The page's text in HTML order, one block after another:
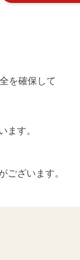
を確保して
ます。
ございます。